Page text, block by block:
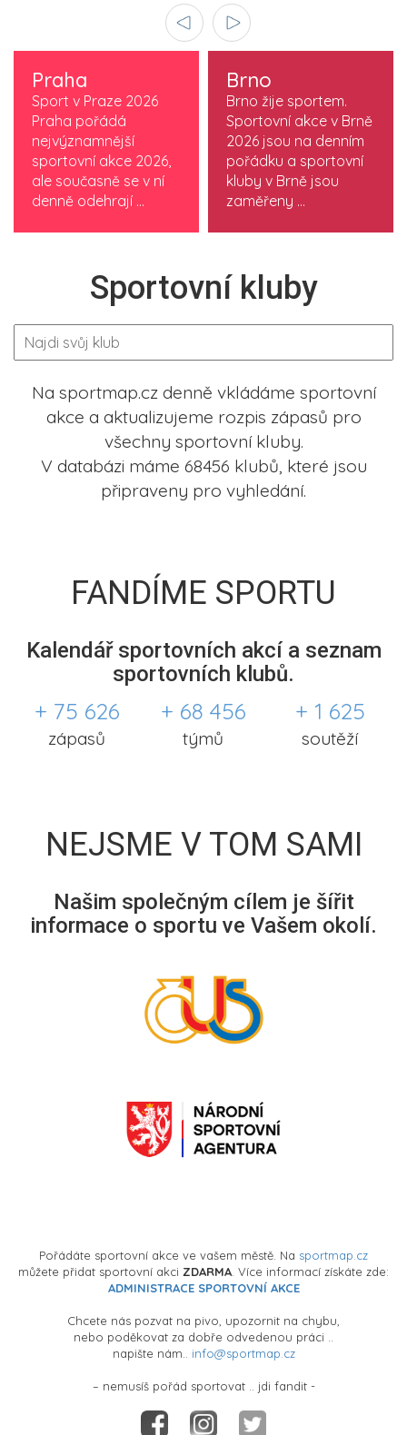
Praha
Sport v Praze 2026
Praha pořádá
nejvýznamnější
sportovní akce 2026,
ale současně se v ní
denně odehrají ...
Brno
Brno žije sportem.
Sportovní akce v Brně
2026 jsou na denním
pořádku a sportovní
kluby v Brně jsou
zaměřeny ...
Sportovní kluby
Na sportmap.cz denně vkládáme sportovní
akce a aktualizujeme rozpis zápasů pro
všechny sportovní kluby.
V databázi máme 68456 klubů, které jsou
připraveny pro vyhledání.
FANDÍME SPORTU
Kalendář sportovních akcí a seznam
sportovních klubů.
+ 75 626
zápasů
+ 68 456
týmů
+ 1 625
soutěží
NEJSME V TOM SAMI
Našim společným cílem je šířit
informace o sportu ve Vašem okolí.
Pořádáte sportovní akce ve vašem městě. Na sportmap.cz
můžete přidat sportovní akci ZDARMA . Více informací získáte zde:
ADMINISTRACE SPORTOVNÍ AKCE
Chcete nás pozvat na pivo, upozornit na chybu,
nebo poděkovat za dobře odvedenou práci ..
napište nám.. info@sportmap.cz
– nemusíš pořád sportovat .. jdi fandit -